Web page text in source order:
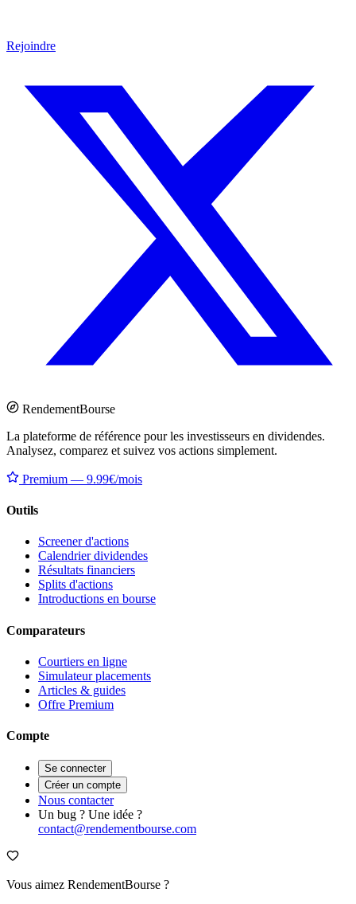
Rejoindre
RendementBourse
La plateforme de référence pour les investisseurs en dividendes.
Analysez, comparez et suivez vos actions simplement.
Premium — 9.99€/mois
Outils
Screener d'actions
Calendrier dividendes
Résultats financiers
Splits d'actions
Introductions en bourse
Comparateurs
Courtiers en ligne
Simulateur placements
Articles & guides
Offre Premium
Compte
Se connecter
Créer un compte
Nous contacter
Un bug ? Une idée ?
contact@rendementbourse.com
Vous aimez RendementBourse ?